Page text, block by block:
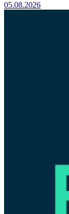
05.08.2026